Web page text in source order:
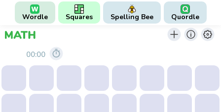
Wordle Squares Spelling Bee Quordle
00:00